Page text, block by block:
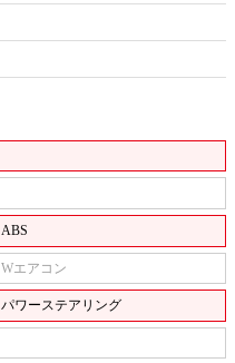
ABS
Wエアコン
パワーステアリング